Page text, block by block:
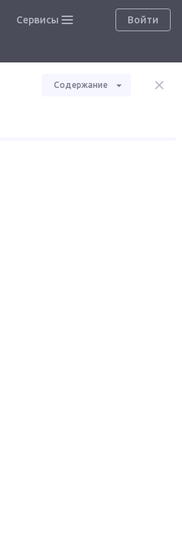
Сервисы Войти
Содержание